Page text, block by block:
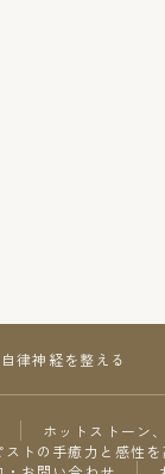
自律神経を整える
ホットストーン
ストの手癒力と感性